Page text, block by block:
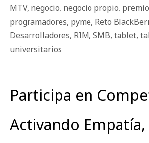
MTV, negocio, negocio propio,
programadores, pyme, Reto
Desarrolladores, RIM, SMB, tablet,
universitarios
Participa en
Activando